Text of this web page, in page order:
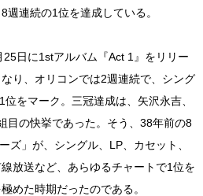
週連続の1位を達成している。
日に1stアルバム『Act 1』をリリー
り、オリコンでは2週連続で、シング
をマーク。三冠達成は、矢沢永吉、
目の快挙であった。そう、38年前の8
ズ」が、シングル、LP、カセット、
放送など、あらゆるチャートで1位を
めた時期だったのである。